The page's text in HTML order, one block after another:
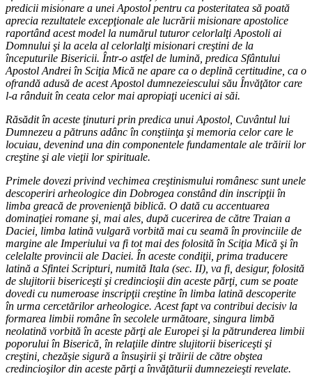
predicii misionare a unei Apostol pentru ca posteritatea să poată
aprecia rezultatele excepţionale ale lucrării misionare apostolice
raportând acest model la numărul tuturor celorlalţi Apostoli ai
Domnului şi la acela al celorlalţi misionari creştini de la
începuturile Bisericii. Într-o astfel de lumină, predica Sfântului
Apostol Andrei în Sciţia Mică ne apare ca o deplină certitudine, ca o
ofrandă adusă de acest Apostol dumnezeiescului său Învăţător care
l-a rânduit în ceata celor mai apropiaţi ucenici ai săi.
Răsădit în aceste ţinuturi prin predica unui Apostol, Cuvântul lui
Dumnezeu a pătruns adânc în conştiinţa şi memoria celor care le
locuiau, devenind una din componentele fundamentale ale trăirii lor
creştine şi ale vieţii lor spirituale.
Primele dovezi privind vechimea creştinismului românesc sunt unele
descoperiri arheologice din Dobrogea constând din inscripţii în
limba greacă de provenienţă biblică. O dată cu accentuarea
dominaţiei romane şi, mai ales, după cucerirea de către Traian a
Daciei, limba latină vulgară vorbită mai cu seamă în provinciile de
margine ale Imperiului va fi tot mai des folosită în Sciţia Mică şi în
celelalte provincii ale Daciei. În aceste condiţii, prima traducere
latină a Sfintei Scripturi, numită Itala (sec. II), va fi, desigur, folosită
de slujitorii bisericeşti şi credincioşii din aceste părţi, cum se poate
dovedi cu numeroase inscripţii creştine în limba latină descoperite
în urma cercetărilor arheologice. Acest fapt va contribui decisiv la
formarea limbii române în secolele următoare, singura limbă
neolatină vorbită în aceste părţi ale Europei şi la pătrunderea limbii
poporului în Biserică, în relaţiile dintre slujitorii bisericeşti şi
creştini, chezăşie sigură a însuşirii şi trăirii de către obştea
credincioşilor din aceste părţi a învăţăturii dumnezeieşti revelate.